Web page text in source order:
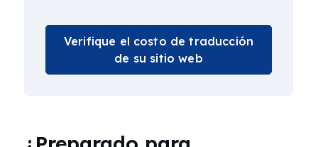
Verifique el costo de traducción
de su sitio web